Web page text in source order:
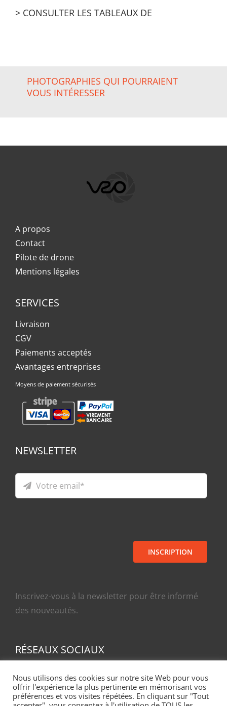
> CONSULTER LES TABLEAUX DE
PHOTOGRAPHIES QUI POURRAIENT
VOUS INTÉRESSER
A propos
Contact
Pilote de drone
Mentions légales
SERVICES
Livraison
CGV
Paiements acceptés
Avantages entreprises
Moyens de paiement sécurisés
NEWSLETTER
INSCRIPTION
Inscrivez-vous à la newsletter pour être informé
des nouveautés.
RÉSEAUX SOCIAUX
Nous utilisons des cookies sur notre site Web pour vous
offrir l'expérience la plus pertinente en mémorisant vos
préférences et vos visites répétées. En cliquant sur "Tout